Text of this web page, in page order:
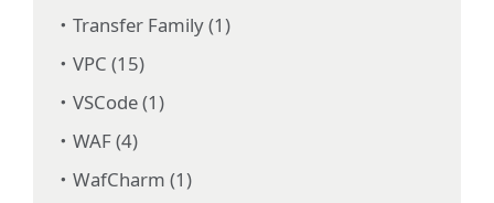
Transfer Family (1)
VPC (15)
VSCode (1)
WAF (4)
WafCharm (1)